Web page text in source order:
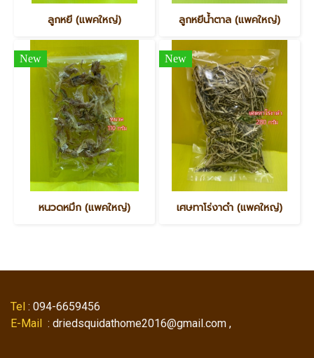
ลูกหยี (แพคใหญ่) ลูกหยีน้ำตาล (แพคใหญ่)
New
หนวดหมึก (แพคใหญ่)
New
เศษทาโร่งาดำ (แพคใหญ่)
Tel : 094-6659456
E-Mail : driedsquidathome2016@gmail.com ,